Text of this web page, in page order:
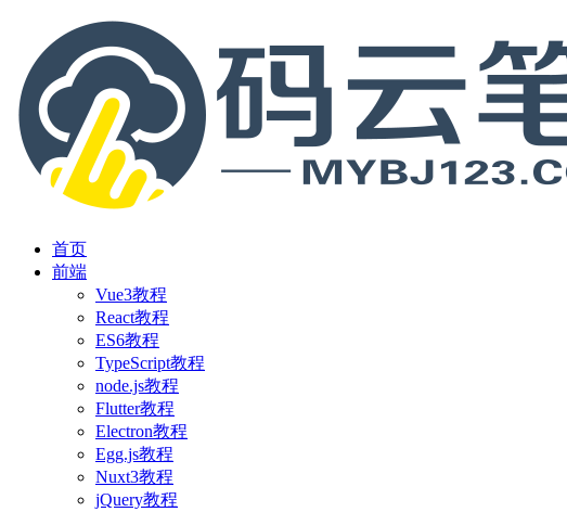
首页
前端
Vue3教程
React教程
ES6教程
TypeScript教程
node.js教程
Flutter教程
Electron教程
Egg.js教程
Nuxt3教程
jQuery教程